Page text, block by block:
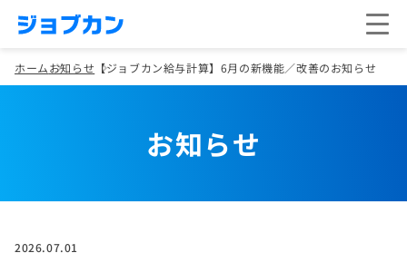
ホームお知らせ 【ジョブカン給与計算】6月の新機能／改善のお知らせ
お知らせ
2026.07.01